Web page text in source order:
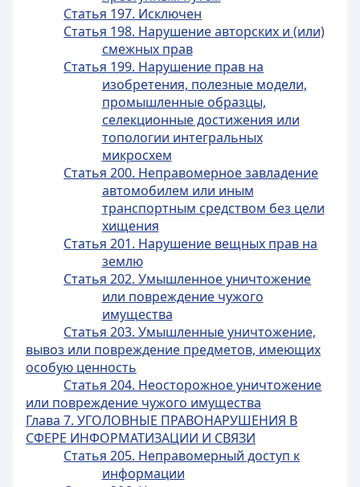
Статья 197. Исключен
Статья 198. Нарушение авторских и (или)
смежных прав
Статья 199. Нарушение прав на
изобретения, полезные модели,
промышленные образцы,
селекционные достижения или
топологии интегральных
микросхем
Статья 200. Неправомерное завладение
автомобилем или иным
транспортным средством без цели
хищения
Статья 201. Нарушение вещных прав на
землю
Статья 202. Умышленное уничтожение
или повреждение чужого
имущества
Статья 203. Умышленные уничтожение,
вывоз или повреждение предметов, имеющих
особую ценность
Статья 204. Неосторожное уничтожение
или повреждение чужого имущества
Глава 7. УГОЛОВНЫЕ ПРАВОНАРУШЕНИЯ В
СФЕРЕ ИНФОРМАТИЗАЦИИ И СВЯЗИ
Статья 205. Неправомерный доступ к
информации